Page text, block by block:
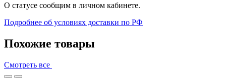
О статусе сообщим в личном кабинете.
Подробнее об условиях доставки по РФ
Похожие товары
Смотреть все